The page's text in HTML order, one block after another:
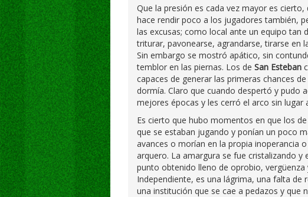
Que la presión es cada vez mayor es
hace rendir poco a los jugadores también,
las excusas; como local ante un equipo tan
triturar, pavonearse, agrandarse, tirarse en
Sin embargo se mostró apático, sin
temblor en las piernas. Los de San Esteban
capaces de generar las primeras chances
dormía. Claro que cuando despertó y pudo
mejores épocas y les cerró el arco sin lugar
Es cierto que hubo momentos en que los
que se estaban jugando y ponían un poco
avances o morían en la propia inoperancia
arquero. La amargura se fue cristalizando y
punto obtenido lleno de oprobio,
Independiente, es una lágrima, una falta
una institución que se cae a pedazos y que